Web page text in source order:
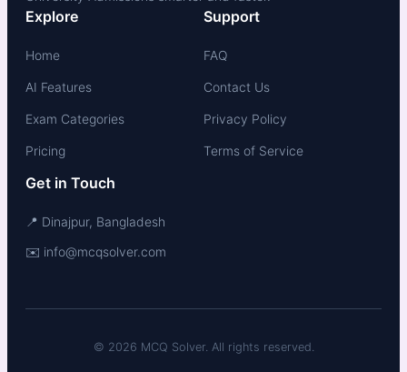
Explore
Home
AI Features
Exam Categories
Pricing
Support
FAQ
Contact Us
Privacy Policy
Terms of Service
Get in Touch
📍 Dinajpur, Bangladesh
✉️ info@mcqsolver.com
© 2026 MCQ Solver. All rights reserved.